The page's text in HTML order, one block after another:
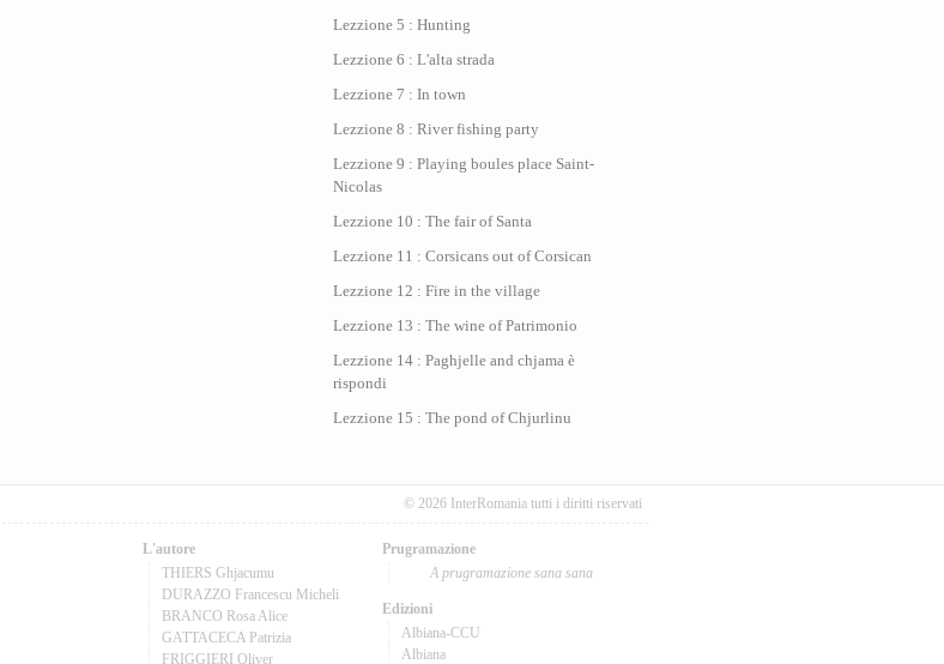
Lezzione 5 : Hunting
Lezzione 6 : L'alta strada
Lezzione 7 : In town
Lezzione 8 : River fishing party
Lezzione 9 : Playing boules place Saint-
Nicolas
Lezzione 10 : The fair of Santa
Lezzione 11 : Corsicans out of Corsican
Lezzione 12 : Fire in the village
Lezzione 13 : The wine of Patrimonio
Lezzione 14 : Paghjelle and chjama è
rispondi
Lezzione 15 : The pond of Chjurlinu
© 2026 InterRomania tutti i diritti riservati
L'autore
THIERS Ghjacumu
DURAZZO Francescu Micheli
BRANCO Rosa Alice
GATTACECA Patrizia
FRIGGIERI Oliver
Prugramazione
A prugramazione sana sana
Edizioni
Albiana-CCU
Albiana